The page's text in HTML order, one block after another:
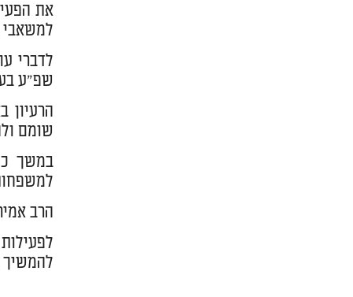
את
למשאבי
לדברי
שפ"ע
שומם
במשך
הרב
להמשיך